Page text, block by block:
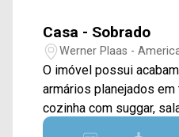
Casa - Sobrado
Werner Plaas -
O imóvel possui
armários planejados
cozinha com suggar, sala de jantar com jantar
com jardim de inverno,